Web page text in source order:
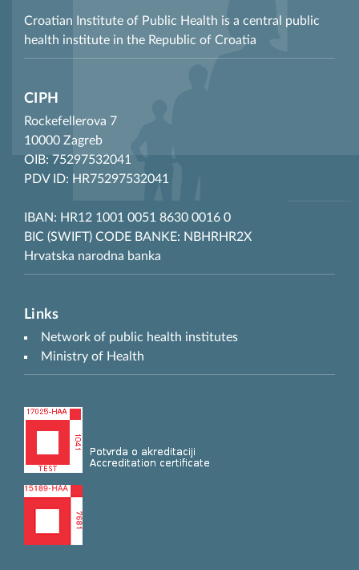
Croatian Institute of Public Health is a central public
health institute in the Republic of Croatia
CIPH
Rockefellerova 7
10000 Zagreb
OIB: 75297532041
PDV ID: HR75297532041
IBAN: HR12 1001 0051 8630 0016 0
BIC (SWIFT) CODE BANKE: NBHRHR2X
Hrvatska narodna banka
Links
Network of public health institutes
Ministry of Health